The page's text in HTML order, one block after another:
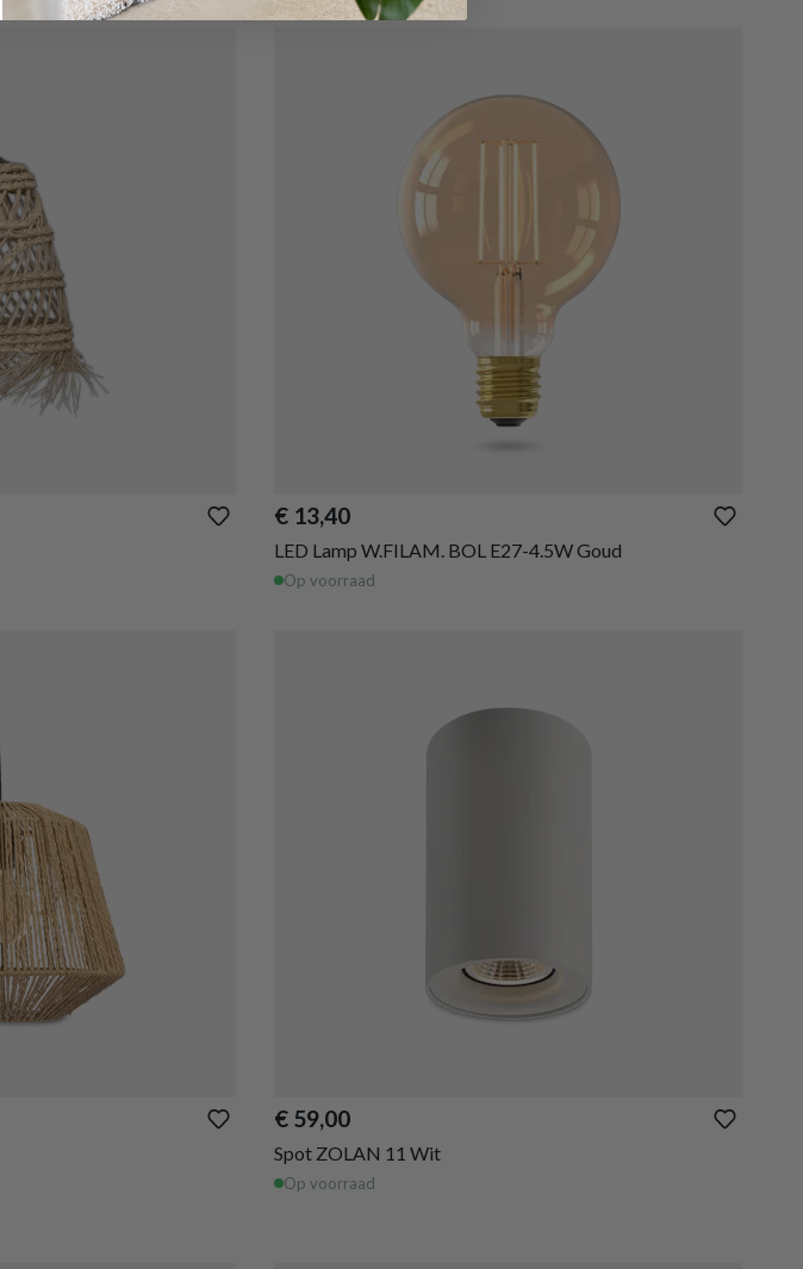
€ 13,40
LED Lamp W.FILAM. BOL E27-4.5W Goud
Op voorraad
€ 59,00
Spot ZOLAN 11 Wit
Op voorraad